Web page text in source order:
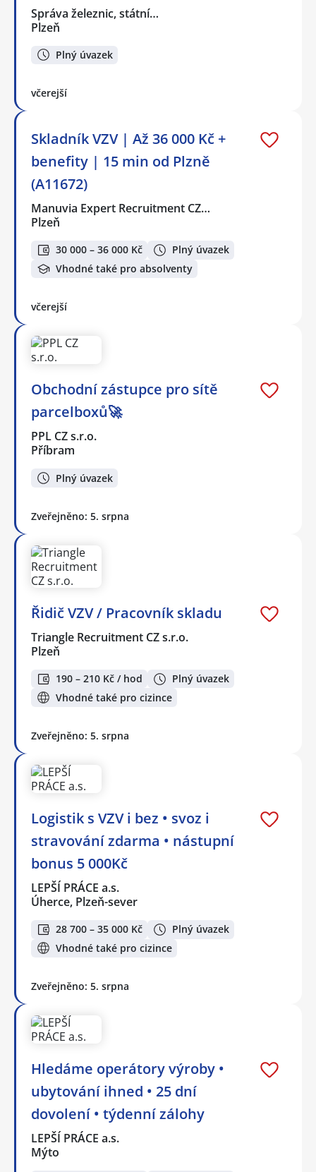
Správa železnic, státní…
Plzeň
Plný úvazek
včerejší
Skladník VZV | Až 36 000 Kč +
benefity | 15 min od Plzně
(A11672)
Manuvia Expert Recruitment CZ…
Plzeň
30 000 – 36 000 Kč
Plný úvazek
Vhodné také pro absolventy
včerejší
Obchodní zástupce pro sítě
parcelboxů🚀
PPL CZ s.r.o.
Příbram
Plný úvazek
Zveřejněno: 5. srpna
Řidič VZV / Pracovník skladu
Triangle Recruitment CZ s.r.o.
Plzeň
190 – 210 Kč / hod
Plný úvazek
Vhodné také pro cizince
Zveřejněno: 5. srpna
Logistik s VZV i bez • svoz i
stravování zdarma • nástupní
bonus 5 000Kč
LEPŠÍ PRÁCE a.s.
Úherce, Plzeň-sever
28 700 – 35 000 Kč
Plný úvazek
Vhodné také pro cizince
Zveřejněno: 5. srpna
Hledáme operátory výroby •
ubytování ihned • 25 dní
dovolení • týdenní zálohy
LEPŠÍ PRÁCE a.s.
Mýto